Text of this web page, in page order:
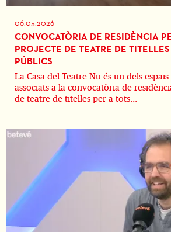
06.05.2026
CONVOCATÒRIA DE RESIDÈNCIA
PROJECTE DE TEATRE DE
PÚBLICS
La Casa del Teatre Nu és un dels
associats a la convocatòria de
de teatre de titelles per a tots...